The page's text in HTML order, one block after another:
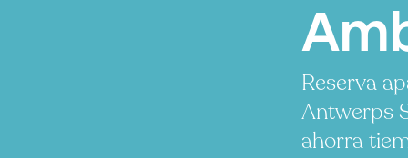
Reserva
Antwerps
ahorra